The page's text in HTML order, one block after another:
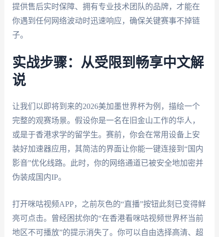
提供售后实时保障、拥有专业技术团队的品牌，才能在
你遇到任何网络波动时迅速响应，确保关键赛事不掉链
子。
实战步骤：从受限到畅享中文解
说
让我们以即将到来的2026美加墨世界杯为例，描绘一个
完整的观赛场景。假设你是一名在旧金山工作的华人，
或是于香港求学的留学生。赛前，你会在常用设备上安
装好加速器应用，其简洁的界面让你能一键连接到“国内
影音”优化线路。此时，你的网络通道已被安全地加密并
伪装成国内IP。
打开咪咕视频APP，之前灰色的“直播”按钮此刻已变得鲜
亮可点击。曾经困扰你的“在香港看咪咕视频世界杯当前
地区不可播放”的提示消失了。你可以自由选择高清、超